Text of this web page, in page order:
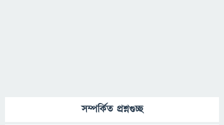
সম্পর্কিত প্রশ্নগুচ্ছ